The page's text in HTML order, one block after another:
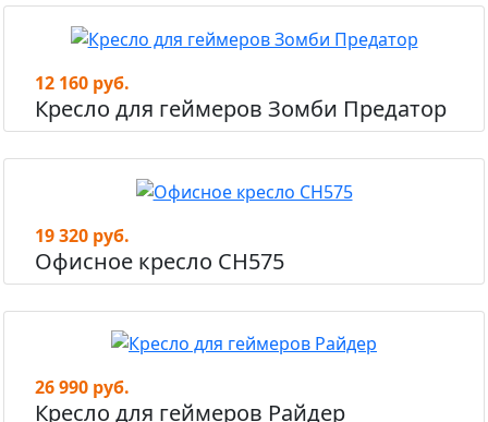
12 160 руб.
Кресло для геймеров Зомби Предатор
19 320 руб.
Офисное кресло СН575
26 990 руб.
Кресло для геймеров Райдер